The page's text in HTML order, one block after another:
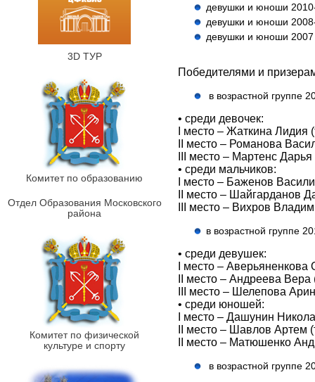
3D ТУР
Комитет по образованию
Отдел Образования Московского
района
Комитет по физической
культуре и спорту
девушки и юноши
девушки и юноши
девушки и юноши 2007
Победителями и
в возрастной группе
• среди девочек:
I место – Жаткина
II место – Романова
III место – Мартенс
• среди мальчиков:
I место – Баженов
II место – Шайгарданов
III место – Вихров
в возрастной группе
• среди девушек:
I место –
II место – Андреева
III место – Шелепова
• среди юношей:
I место – Дашунин
II место – Шавлов Артем
II место – Матюшенко
в возрастной группе